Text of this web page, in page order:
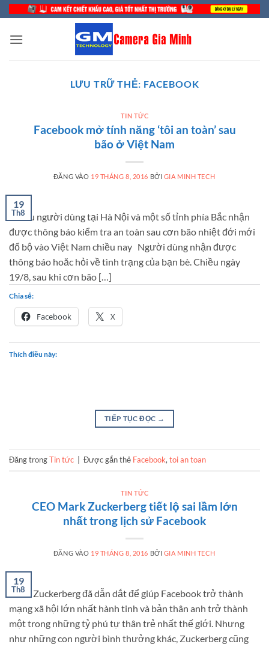
Bỏ
qua
nội
LƯU TRỮ THẺ: FACEBOOK
TIN TỨC
Facebook mở tính năng ‘tôi an toàn’ sau
bão ở Việt Nam
ĐĂNG VÀO 19 THÁNG 8, 2016 BỞI GIA MINH TECH
19
Th8
Nhiều người dùng tại Hà Nội và một số tỉnh phía Bắc nhận
được thông báo kiểm tra an toàn sau cơn bão nhiệt đới mới
đổ bộ vào Việt Nam chiều nay Người dùng nhận được
thông báo hoăc hỏi về tình trạng của bạn bè. Chiều ngày
19/8, sau khi cơn bão […]
Chia sẻ:
Facebook X
Thích điều này:
TIẾP TỤC ĐỌC →
Đăng trongTin tức Được gắn thẻ Facebook, toi an toan
TIN TỨC
CEO Mark Zuckerberg tiết lộ sai lầm lớn
nhất trong lịch sử Facebook
ĐĂNG VÀO 19 THÁNG 8, 2016 BỞI GIA MINH TECH
19
Th8
Mark Zuckerberg đã dẫn dắt để giúp Facebook trở thành
mạng xã hội lớn nhất hành tinh và bản thân anh trở thành
một trong những tỷ phú tự thân trẻ nhất thế giới. Nhưng
như những con người bình thưởng khác, Zuckerberg cũng